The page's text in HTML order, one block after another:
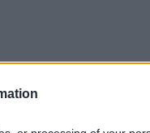
και χωρίς
μπορούν να